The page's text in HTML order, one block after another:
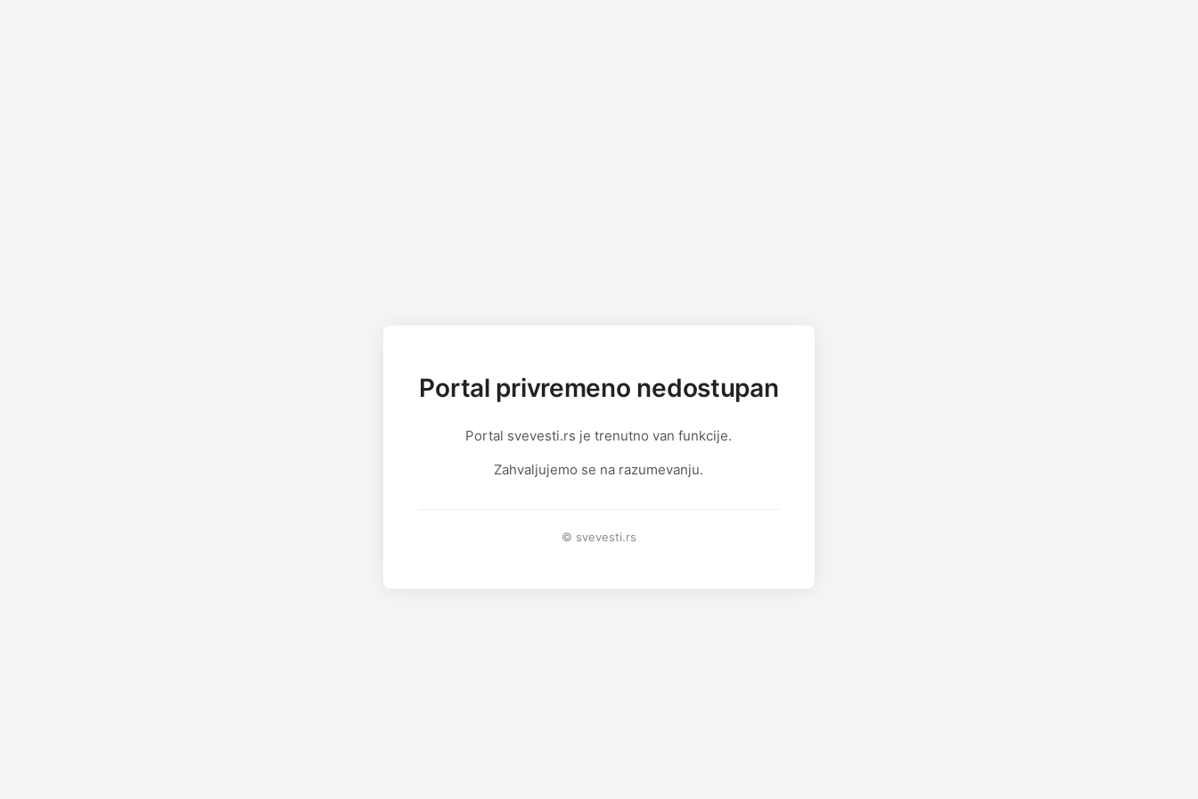
Portal privremeno nedostupan
Portal svevesti.rs je trenutno van funkcije.
Zahvaljujemo se na razumevanju.
© svevesti.rs